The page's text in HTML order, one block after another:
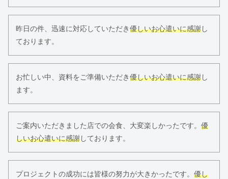
昨日の件、迅速に対応していただき優しいお心遣いに感謝し
ております。
お忙しい中、資料をご準備いただき優しいお心遣いに感謝し
ます。
ご案内いただきました店での会食、大変楽しかったです。 優
しいお心遣いに感謝しております。
プロジェクトの成功には皆様の努力が大きかったです。 優し